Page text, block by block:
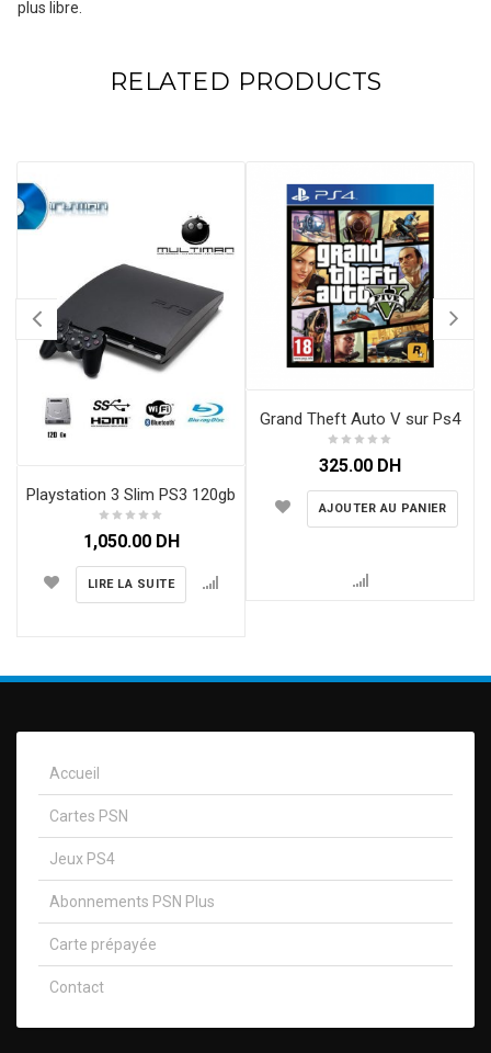
plus libre.
RELATED PRODUCTS
Playstation 3 Slim PS3 120gb
1,050.00 DH
LIRE LA SUITE
Grand Theft Auto V sur Ps4
325.00 DH
AJOUTER AU PANIER
Accueil
Cartes PSN
Jeux PS4
Abonnements PSN Plus
Carte prépayée
Contact